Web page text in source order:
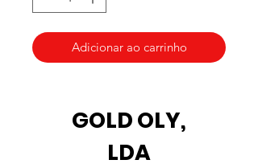
Adicionar ao carrinho
GOLD OLY,
LDA